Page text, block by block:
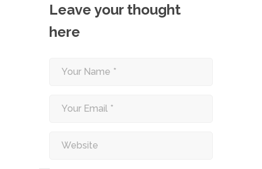
Leave your thought
here